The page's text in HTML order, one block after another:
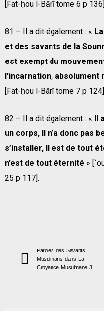
[Fat-ḥou l-Bārī tome 6 p
81 – Il a dit également : «
et des savants de la
est exempt du
l’incarnation,
[Fat-ḥou l-Bârî tome 7 p
82 – Il a dit également : « Il
un corps, Il n’a donc pas
s’installer, Il est de tout
n’est de tout éternité »
25 p 117].
Paroles des Savants
Musulmans dans La
Croyance Musulmane 3